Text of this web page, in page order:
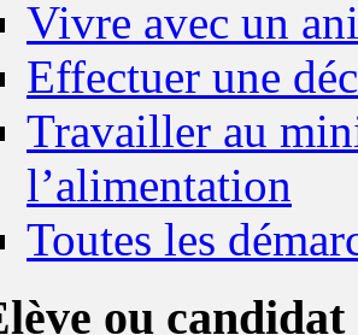
Vivre avec un
Effectuer une
Travailler au
l’alimentation
Toutes les
ou candidat